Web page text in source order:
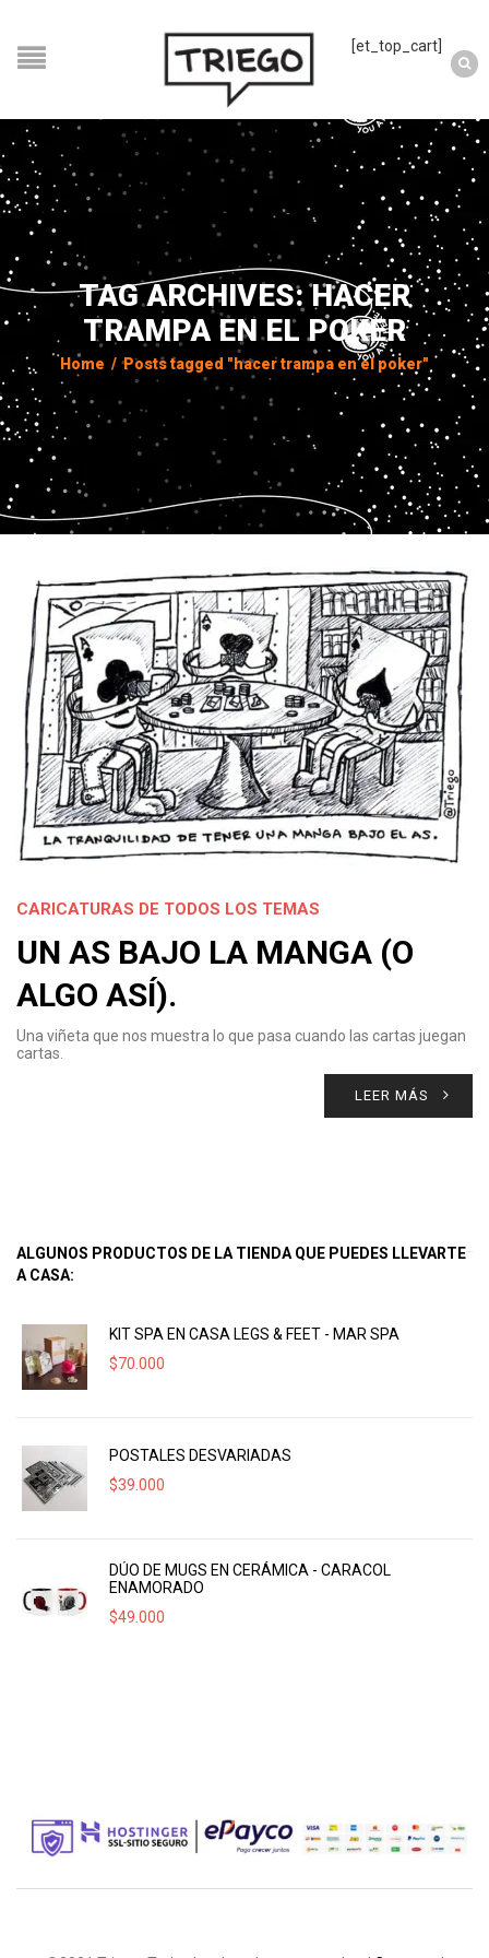
[et_top_cart]
TAG ARCHIVES: HACER
TRAMPA EN EL POKER
Home / Posts tagged "hacer trampa en el poker"
CARICATURAS DE TODOS LOS TEMAS
UN AS BAJO LA MANGA (O
ALGO ASÍ).
Una viñeta que nos muestra lo que pasa cuando las cartas juegan
cartas.
LEER MÁS
ALGUNOS PRODUCTOS DE LA TIENDA QUE PUEDES LLEVARTE
A CASA:
KIT SPA EN CASA LEGS & FEET - MAR SPA
$70.000
POSTALES DESVARIADAS
$39.000
DÚO DE MUGS EN CERÁMICA - CARACOL
ENAMORADO
$49.000